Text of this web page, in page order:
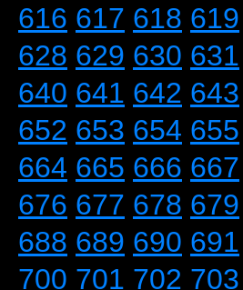
616 617 618 619
628 629 630 631
640 641 642 643
652 653 654 655
664 665 666 667
676 677 678 679
688 689 690 691
700 701 702 703